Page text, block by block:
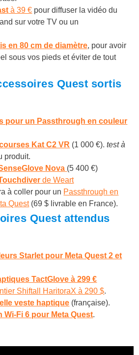
à 39 € pour diffuser la vidéo du
sur votre TV ou un
en 80 cm de diamètre, pour avoir
sous vos pieds et éviter de tout
Quest sortis
pour un Passthrough en couleur
Kat C2 VR (1 000 €).test à
produit.
Nova (5 400 €)
de Weart
à coller pour un Passthrough en
Quest(69 $ livrable en France).
Quest attendus
Starlet pour Meta Quest 2 et
TactGlove à 299 €
Shiftall HaritoraX à 290 $.
veste haptique (française).
Wi-Fi 6 pour Meta Quest.